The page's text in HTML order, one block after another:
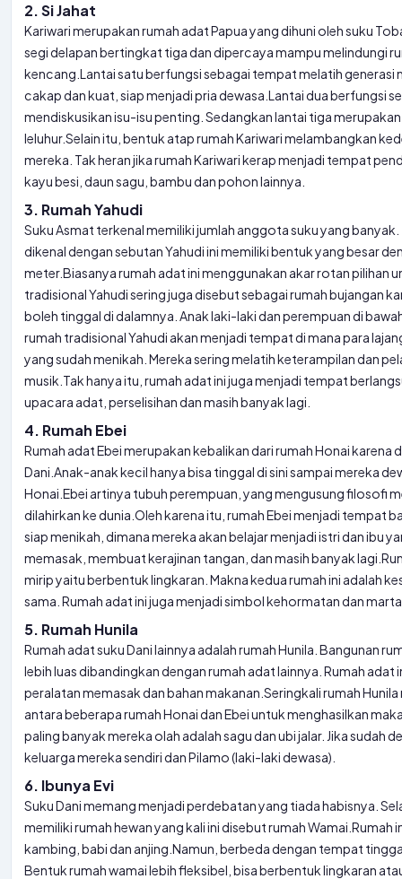
2. Si Jahat
Kariwari merupakan rumah adat Papua yang dihuni oleh suku
segi delapan bertingkat tiga dan dipercaya mampu melindungi
kencang. Lantai satu berfungsi sebagai tempat melatih
cakap dan kuat, siap menjadi pria dewasa. Lantai dua berfungsi
mendiskusikan isu-isu penting. Sedangkan lantai tiga
leluhur.Selain itu, bentuk atap rumah Kariwari melambangkan
mereka. Tak heran jika rumah Kariwari kerap menjadi tempat
kayu besi, daun sagu, bambu dan pohon lainnya.
3. Rumah Yahudi
Suku Asmat terkenal memiliki jumlah anggota suku yang
dikenal dengan sebutan Yahudi ini memiliki bentuk yang besar
meter.Biasanya rumah adat ini menggunakan akar rotan pilihan
tradisional Yahudi sering juga disebut sebagai rumah bujangan
boleh tinggal di dalamnya. Anak laki-laki dan perempuan di
rumah tradisional Yahudi akan menjadi tempat di mana para
yang sudah menikah. Mereka sering melatih keterampilan dan
musik. Tak hanya itu, rumah adat ini juga menjadi tempat
upacara adat, perselisihan dan masih banyak lagi.
4. Rumah Ebei
Rumah adat Ebei merupakan kebalikan dari rumah Honai karena
Dani. Anak-anak kecil hanya bisa tinggal di sini sampai mereka
Honai. Ebei artinya tubuh perempuan, yang mengusung filosofi
dilahirkan ke dunia. Oleh karena itu, rumah Ebei menjadi tempat
siap menikah, dimana mereka akan belajar menjadi istri dan ibu
memasak, membuat kerajinan tangan, dan masih banyak lagi.
mirip yaitu berbentuk lingkaran. Makna kedua rumah ini adalah
sama. Rumah adat ini juga menjadi simbol kehormatan dan
5. Rumah Hunila
Rumah adat suku Dani lainnya adalah rumah Hunila. Bangunan
lebih luas dibandingkan dengan rumah adat lainnya. Rumah
peralatan memasak dan bahan makanan. Seringkali rumah
antara beberapa rumah Honai dan Ebei untuk menghasilkan
paling banyak mereka olah adalah sagu dan ubi jalar. Jika sudah
keluarga mereka sendiri dan Pilamo (laki-laki dewasa).
6. Ibunya Evi
Suku Dani memang menjadi perdebatan yang tiada habisnya.
memiliki rumah hewan yang kali ini disebut rumah Wamai. Rumah
kambing, babi dan anjing. Namun, berbeda dengan tempat
Bentuk rumah wamai lebih fleksibel, bisa berbentuk lingkaran